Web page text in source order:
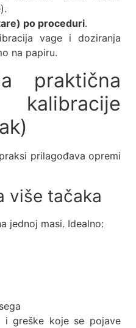
po proceduri.
vage i doziranja
na papiru.
praktična
prilagođava opremi
više tačaka
jednoj masi. Idealno:
i greške koje se pojave